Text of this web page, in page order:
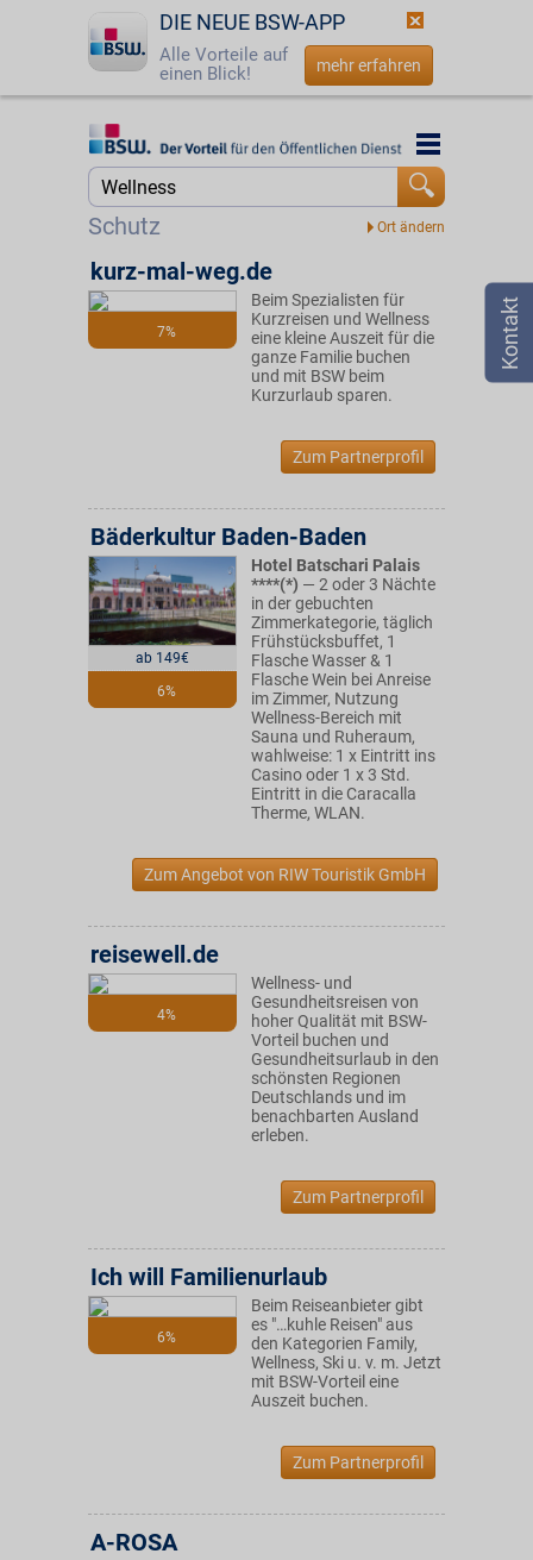
DIE NEUE BSW-APP
Alle Vorteile auf
einen Blick!
mehr erfahren
Startseite
☎ 0800 - 279 25 82
Schutz
Startseite
7%
kurz-mal-weg.de
Beim Spezialisten für
Kurzreisen und Wellness
eine kleine Auszeit für die
ganze Familie buchen
und mit BSW beim
Kurzurlaub sparen.
Zum Partnerprofil
ab 149€
6%
Bäderkultur Baden-Baden
Hotel Batschari Palais
****(*) — 2 oder 3 Nächte
in der gebuchten
Zimmerkategorie, täglich
Frühstücksbuffet, 1
Flasche Wasser & 1
Flasche Wein bei Anreise
im Zimmer, Nutzung
Wellness-Bereich mit
Sauna und Ruheraum,
wahlweise: 1 x Eintritt ins
Casino oder 1 x 3 Std.
Eintritt in die Caracalla
Therme, WLAN.
Zum Angebot von RIW Touristik GmbH
4%
reisewell.de
Wellness- und
Gesundheitsreisen von
hoher Qualität mit BSW-
Vorteil buchen und
Gesundheitsurlaub in den
schönsten Regionen
Deutschlands und im
benachbarten Ausland
erleben.
Zum Partnerprofil
6%
Ich will Familienurlaub
Beim Reiseanbieter gibt
es "…kuhle Reisen" aus
den Kategorien Family,
Wellness, Ski u. v. m. Jetzt
mit BSW-Vorteil eine
Auszeit buchen.
Zum Partnerprofil
A-ROSA